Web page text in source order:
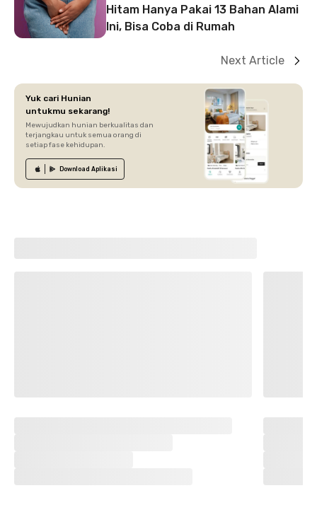
Hitam Hanya Pakai 13 Bahan Alami
Ini, Bisa Coba di Rumah
Next Article
Yuk cari Hunian
untukmu sekarang!
Mewujudkan hunian berkualitas dan
terjangkau untuk semua orang di
setiap fase kehidupan.
Download Aplikasi